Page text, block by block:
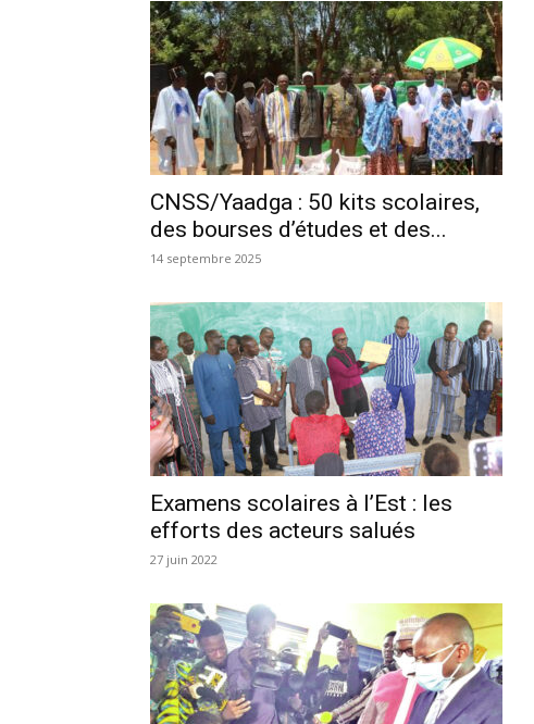
CNSS/Yaadga : 50 kits scolaires,
des bourses d’études et des...
14 septembre 2025
Examens scolaires à l’Est : les
efforts des acteurs salués
27 juin 2022